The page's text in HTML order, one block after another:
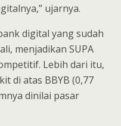
ujarnya.
digital yang sudah
menjadikan SUPA
Lebih dari itu,
di atas BBYB (0,77
dinilai pasar